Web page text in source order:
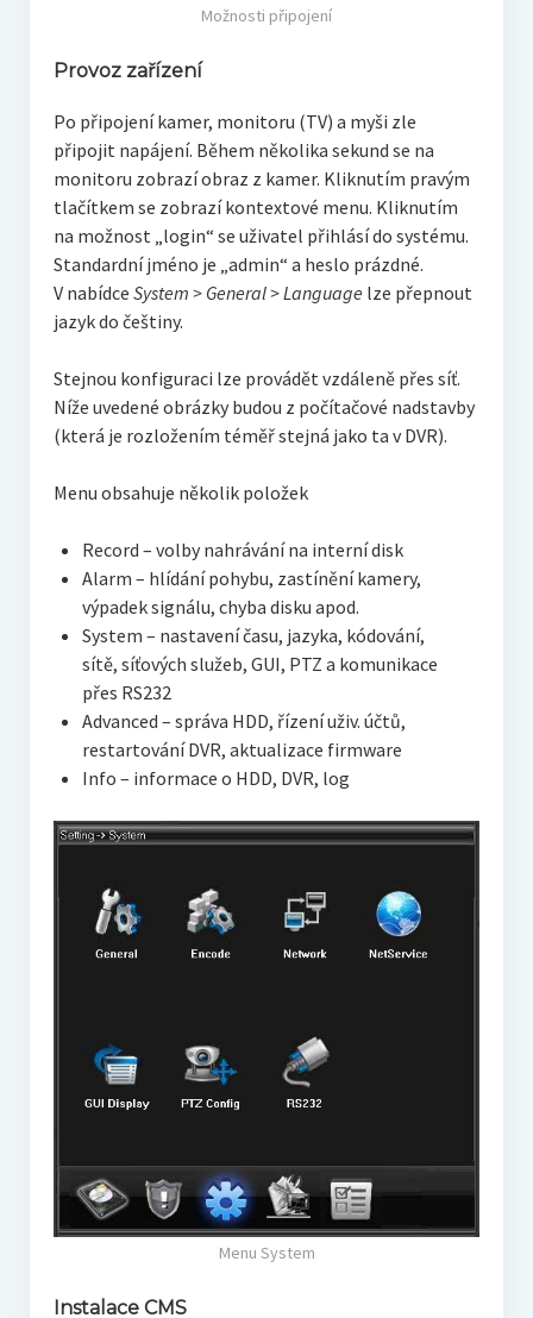
Možnosti připojení
Provoz zařízení
Po připojení kamer, monitoru (TV) a myši zle
připojit napájení. Během několika sekund se na
monitoru zobrazí obraz z kamer. Kliknutím pravým
tlačítkem se zobrazí kontextové menu. Kliknutím
na možnost „login“ se uživatel přihlásí do systému.
Standardní jméno je „admin“ a heslo prázdné.
V nabídce System > General > Language lze přepnout
jazyk do češtiny.
Stejnou konfiguraci lze provádět vzdáleně přes síť.
Níže uvedené obrázky budou z počítačové nadstavby
(která je rozložením téměř stejná jako ta v DVR).
Menu obsahuje několik položek
Record – volby nahrávání na interní disk
Alarm – hlídání pohybu, zastínění kamery,
výpadek signálu, chyba disku apod.
System – nastavení času, jazyka, kódování,
sítě, síťových služeb, GUI, PTZ a komunikace
přes RS232
Advanced – správa HDD, řízení uživ. účtů,
restartování DVR, aktualizace firmware
Info – informace o HDD, DVR, log
Menu System
Instalace CMS